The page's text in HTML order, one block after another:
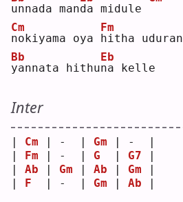
unnada manda midule
n
Cm
okiyama oya h
Fm
itha uduran
y
Bb
annata hithun
Eb
a kelle
Inter
| Cm | -  | Gm | -  |
| Fm | -  | G
  |
G7 |
| Ab | Gm | Ab | Gm |
| F
  | -  |
Gm | Ab |